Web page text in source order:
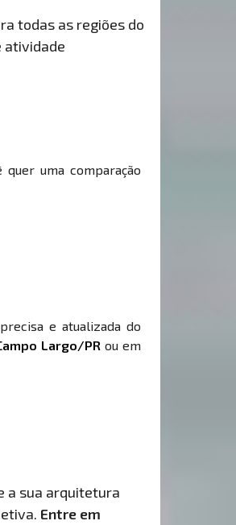
todas as regiões do
atividade
quer uma comparação
e atualizada do
Largo/PR ou em
a sua arquitetura
Entre em